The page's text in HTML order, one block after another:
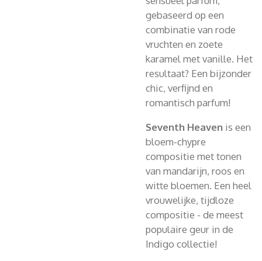
gebaseerd op een
combinatie van rode
vruchten en zoete
karamel met vanille. Het
resultaat? Een bijzonder
chic, verfijnd en
romantisch parfum!
Seventh Heaven is een
bloem-chypre
compositie met tonen
van mandarijn, roos en
witte bloemen. Een heel
vrouwelijke, tijdloze
compositie - de meest
populaire geur in de
Indigo collectie!